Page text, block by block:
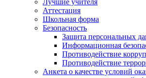
Лучшие учителя
Аттестация
Школьная форма
Безопасность
Защита персональных
Информационная
Противодействие
Противодействие
Анкета о качестве условий